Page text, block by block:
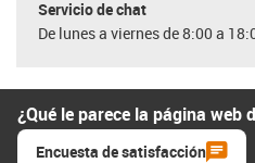
Servicio de chat
De lunes a viernes de 8:00 a
¿Qué le parece la página web
Encuesta de satisfacción